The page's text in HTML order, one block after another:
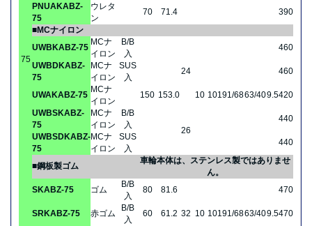
75
PNUAKABZ-
75
ウレタ
ン
70 71.4
390
■MCナイロン
UWBKABZ-75
MCナ
イロン
B/B
入
150 153.0
24
10 10191/6863/409.5
460
UWBDKABZ-
75
MCナ
イロン
SUS
入
460
UWAKABZ-75
MCナ
イロン
420
UWBSKABZ-
75
MCナ
イロン
B/B
入
26
440
UWBSDKABZ-
75
MCナ
イロン
SUS
入
440
■鋼板製ゴム
車輪本体は、ステンレス製ではありませ
ん。
SKABZ-75
ゴム
B/B
入
80 81.6
32 10 10191/6863/409.5
470
SRKABZ-75 赤ゴム
B/B
入
60 61.2 470